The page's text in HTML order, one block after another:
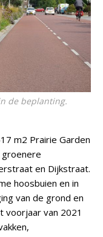
de beplanting.
m2 Prairie Garden
en Dijkstraat.
hoosbuien en in
van de grond en
voorjaar van 2021